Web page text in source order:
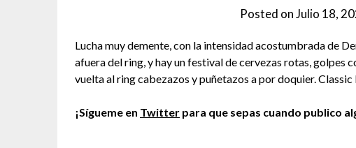
Posted onJulio 18,
Lucha muy demente, con la intensidad acostumbrada de
afuera del ring, y hay un festival de cervezas rotas, golpes
vuelta al ring cabezazos y puñetazos a por doquier.
¡Sígueme en Twitter para que sepas cuando publico